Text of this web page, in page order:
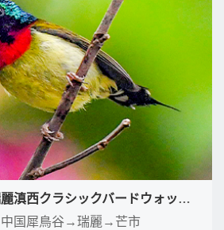
9日雲南騰冲盈江瑞麗滇西クラシックバードウォッチングコース
国犀鳥谷→瑞麗→芒市